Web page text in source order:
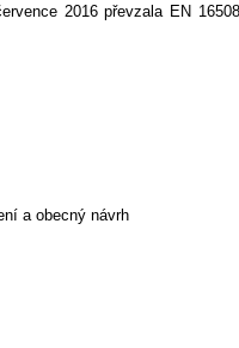
2016 převzala EN
a obecný návrh